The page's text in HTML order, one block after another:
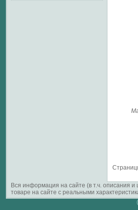
Вся информация на сайте (в т.ч. описания
товаре на сайте с реальными